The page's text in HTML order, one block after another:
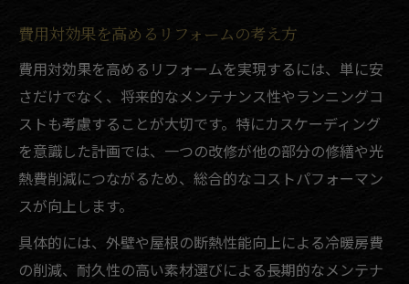
費用対効果を高めるリフォームの考え方
費用対効果を高めるリフォームを実現するには、単に安
さだけでなく、将来的なメンテナンス性やランニングコ
ストも考慮することが大切です。特にカスケーディング
を意識した計画では、一つの改修が他の部分の修繕や光
熱費削減につながるため、総合的なコストパフォーマン
スが向上します。
具体的には、外壁や屋根の断熱性能向上による冷暖房費
の削減、耐久性の高い素材選びによる長期的なメンテナ